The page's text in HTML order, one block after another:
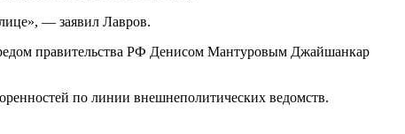
— заявил Лавров.
правительства РФ Денисом Мантуровым Джайшанкар
по линии внешнеполитических ведомств.